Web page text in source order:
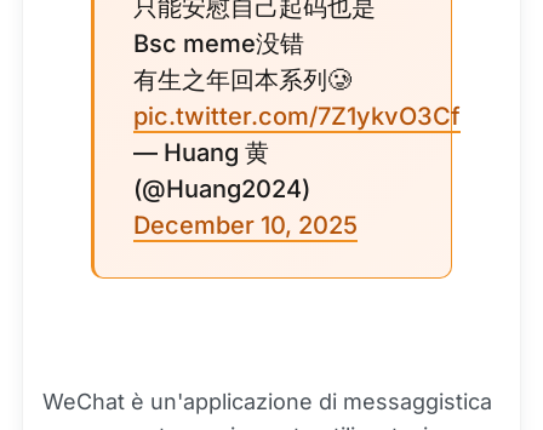
只能安慰自己起码也是
Bsc meme没错
有生之年回本系列🥲
pic.twitter.com/7Z1ykvO3Cf
— Huang 黄
(@Huang2024)
December 10, 2025
WeChat è un'applicazione di messaggistica